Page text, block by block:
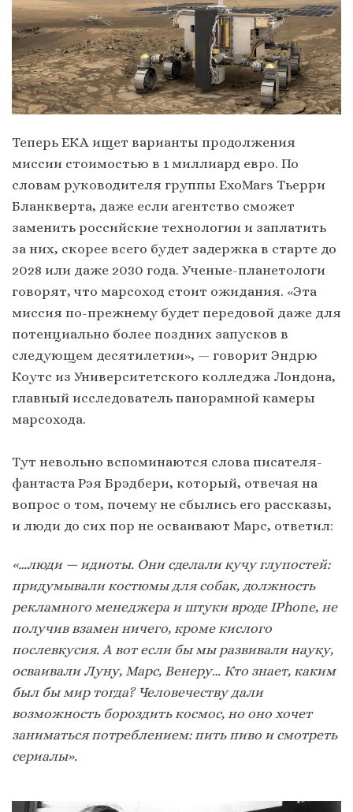
Теперь ЕКА ищет варианты продолжения
миссии стоимостью в 1 миллиард евро. По
словам руководителя группы ExoMars Тьерри
Бланкверта, даже если агентство сможет
заменить российские технологии и заплатить
за них, скорее всего будет задержка в старте до
2028 или даже 2030 года. Ученые-планетологи
говорят, что марсоход стоит ожидания. «Эта
миссия по-прежнему будет передовой даже для
потенциально более поздних запусков в
следующем десятилетии», — говорит Эндрю
Коутс из Университетского колледжа Лондона,
главный исследователь панорамной камеры
марсохода.
Тут невольно вспоминаются слова писателя-
фантаста Рэя Брэдбери, который, отвечая на
вопрос о том, почему не сбылись его рассказы,
и люди до сих пор не осваивают Марс, ответил:
«…люди — идиоты. Они сделали кучу глупостей:
придумывали костюмы для собак, должность
рекламного менеджера и штуки вроде IPhone, не
получив взамен ничего, кроме кислого
послевкусия. А вот если бы мы развивали науку,
осваивали Луну, Марс, Венеру… Кто знает, каким
был бы мир тогда? Человечеству дали
возможность бороздить космос, но оно хочет
заниматься потреблением: пить пиво и смотреть
сериалы».